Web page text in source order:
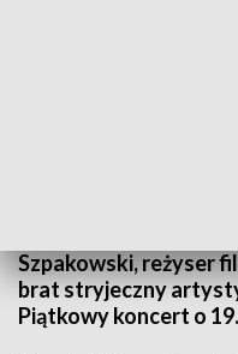
Szpakowski, reżyser
brat stryjeczny
Piątkowy koncert o